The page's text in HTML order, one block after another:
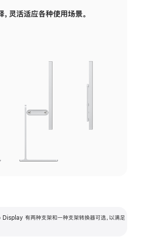
，灵活适应各种使用场景。
有两种支架和一种支架转换器可选，以满足